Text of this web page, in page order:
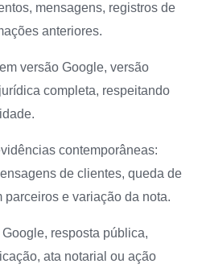
mensagens, registros de
anteriores.
versão Google, versão
completa, respeitando
contemporâneas:
de clientes, queda de
parceiros e variação da nota.
resposta pública,
ata notarial ou ação